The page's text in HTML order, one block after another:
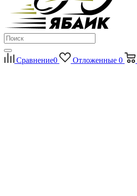
Сравнение0 Отложенные 0